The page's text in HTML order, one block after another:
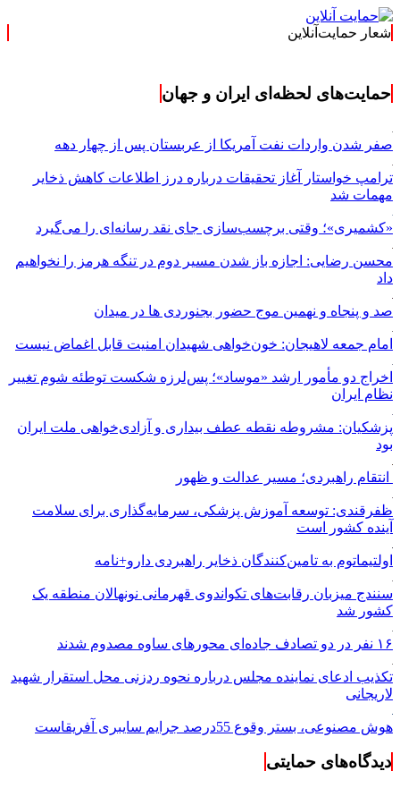
شعار حمایت‌آنلاین
حمایت‌های لحظه‌ای ایران و جهان
صفر شدن واردات نفت آمریکا از عربستان پس از چهار دهه
ترامپ خواستار آغاز تحقیقات درباره درز اطلاعات کاهش ذخایر
مهمات شد
«کشمیری»؛ وقتی برچسب‌سازی جای نقد رسانه‌ای را می‌گیرد
محسن رضایی: اجازه باز شدن مسیر دوم در تنگه هرمز را نخواهیم
داد
صد و پنجاه و نهمین موج حضور بجنوردی ها در میدان
امام جمعه لاهیجان: خون‌خواهی شهیدان امنیت قابل اغماض نیست
اخراج دو مأمور ارشد «موساد»؛ پس‌لرزه شکست توطئه شوم تغییر
نظام ایران
پزشکیان: مشروطه نقطه عطف بیداری و آزادی‌خواهی ملت ایران
بود
انتقام راهبردی؛ مسیر عدالت و ظهور
ظفرقندی: توسعه آموزش پزشکی، سرمایه‌گذاری برای سلامت
آینده کشور است
اولتیماتوم به تامین‌کنندگان ذخایر راهبردی دارو+نامه
سنندج میزبان رقابت‌های تکواندوی قهرمانی نونهالان منطقه یک
کشور شد
۱۶ نفر در دو تصادف جاده‌ای محورهای ساوه مصدوم شدند
تکذیب ادعای نماینده مجلس درباره نحوه ردزنی محل استقرار شهید
لاریجانی
هوش مصنوعی، بستر وقوع 55درصد جرایم سایبری آفریقاست
دیدگاه‌های حمایتی